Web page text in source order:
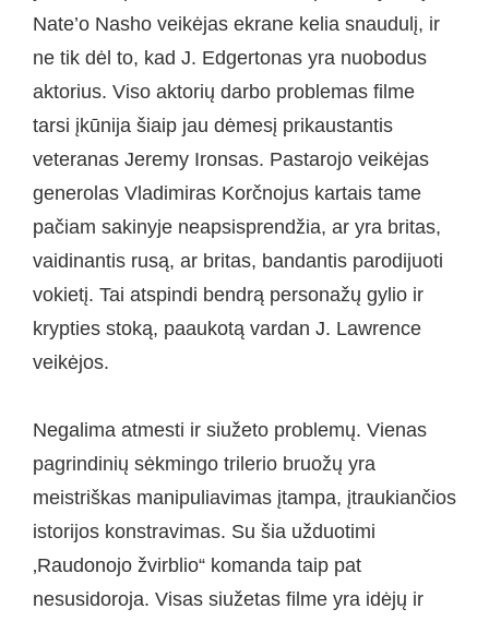
Nate’o Nasho veikėjas ekrane kelia snaudulį, ir
ne tik dėl to, kad J. Edgertonas yra nuobodus
aktorius. Viso aktorių darbo problemas filme
tarsi įkūnija šiaip jau dėmesį prikaustantis
veteranas Jeremy Ironsas. Pastarojo veikėjas
generolas Vladimiras Korčnojus kartais tame
pačiam sakinyje neapsisprendžia, ar yra britas,
vaidinantis rusą, ar britas, bandantis parodijuoti
vokietį. Tai atspindi bendrą personažų gylio ir
krypties stoką, paaukotą vardan J. Lawrence
veikėjos.
Negalima atmesti ir siužeto problemų. Vienas
pagrindinių sėkmingo trilerio bruožų yra
meistriškas manipuliavimas įtampa, įtraukiančios
istorijos konstravimas. Su šia užduotimi
‚Raudonojo žvirblio“ komanda taip pat
nesusidoroja. Visas siužetas filme yra idėjų ir